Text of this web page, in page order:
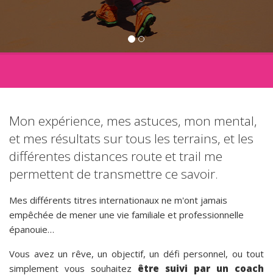
Mon expérience, mes astuces, mon mental,
et mes résultats sur tous les terrains, et les
différentes distances route et trail me
permettent de transmettre ce savoir.
Mes différents titres internationaux ne m'ont jamais
empêchée de mener une vie familiale et professionnelle
épanouie…
Vous avez un rêve, un objectif, un défi personnel, ou tout
simplement vous souhaitez être suivi par un coach